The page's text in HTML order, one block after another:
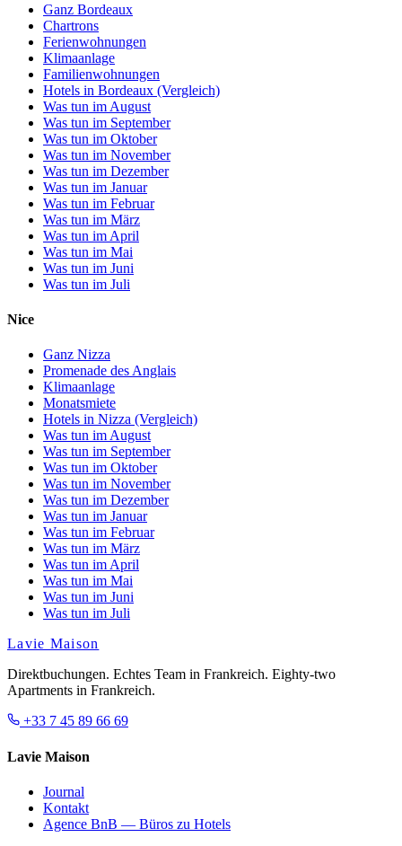
Ganz Bordeaux
Chartrons
Ferienwohnungen
Klimaanlage
Familienwohnungen
Hotels in Bordeaux (Vergleich)
Was tun im August
Was tun im September
Was tun im Oktober
Was tun im November
Was tun im Dezember
Was tun im Januar
Was tun im Februar
Was tun im März
Was tun im April
Was tun im Mai
Was tun im Juni
Was tun im Juli
Nice
Ganz Nizza
Promenade des Anglais
Klimaanlage
Monatsmiete
Hotels in Nizza (Vergleich)
Was tun im August
Was tun im September
Was tun im Oktober
Was tun im November
Was tun im Dezember
Was tun im Januar
Was tun im Februar
Was tun im März
Was tun im April
Was tun im Mai
Was tun im Juni
Was tun im Juli
Lavie Maison
Direktbuchungen. Echtes Team in Frankreich. Eighty-two
Apartments in Frankreich.
+33 7 45 89 66 69
Lavie Maison
Journal
Kontakt
Agence BnB — Büros zu Hotels